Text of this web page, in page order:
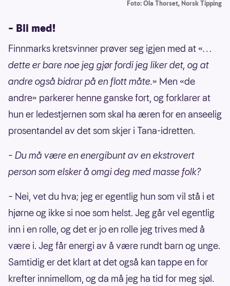
Foto: Ola Thorset, Norsk Tipping
– Bli med!
Finnmarks kretsvinner prøver seg igjen med at «…
dette er bare noe jeg gjør fordi jeg liker det, og at
andre også bidrar på en flott måte.» Men «de
andre» parkerer henne ganske fort, og forklarer at
hun er ledestjernen som skal ha æren for en anseelig
prosentandel av det som skjer i Tana-idretten.
– Du må være en energibunt av en ekstrovert
person som elsker å omgi deg med masse folk?
– Nei, vet du hva; jeg er egentlig hun som vil stå i et
hjørne og ikke si noe som helst. Jeg går vel egentlig
inn i en rolle, og det er jo en rolle jeg trives med å
være i. Jeg får energi av å være rundt barn og unge.
Samtidig er det klart at det også kan tappe en for
krefter innimellom, og da må jeg ha tid for meg sjøl.